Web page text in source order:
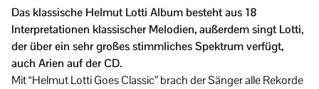
Das klassische Helmut Lotti Album besteht aus 18
Interpretationen klassischer Melodien, außerdem singt Lotti,
der über ein sehr großes stimmliches Spektrum verfügt,
auch Arien auf der CD.
Mit “Helmut Lotti Goes Classic” brach der Sänger alle Rekorde